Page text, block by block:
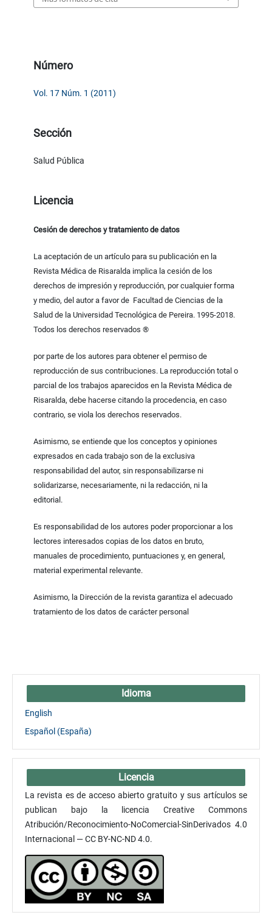
Número
Vol. 17 Núm. 1 (2011)
Sección
Salud Pública
Licencia
Cesión de derechos y tratamiento de datos
La aceptación de un artículo para su publicación en la
Revista Médica de Risaralda implica la cesión de los
derechos de impresión y reproducción, por cualquier forma
y medio, del autor a favor de Facultad de Ciencias de la
Salud de la Universidad Tecnológica de Pereira. 1995-2018.
Todos los derechos reservados ®
por parte de los autores para obtener el permiso de
reproducción de sus contribuciones. La reproducción total o
parcial de los trabajos aparecidos en la Revista Médica de
Risaralda, debe hacerse citando la procedencia, en caso
contrario, se viola los derechos reservados.
Asimismo, se entiende que los conceptos y opiniones
expresados en cada trabajo son de la exclusiva
responsabilidad del autor, sin responsabilizarse ni
solidarizarse, necesariamente, ni la redacción, ni la
editorial.
Es responsabilidad de los autores poder proporcionar a los
lectores interesados copias de los datos en bruto,
manuales de procedimiento, puntuaciones y, en general,
material experimental relevante.
Asimismo, la Dirección de la revista garantiza el adecuado
tratamiento de los datos de carácter personal
Idioma
English
Español (España)
Licencia
La revista es de acceso abierto gratuito y sus artículos se
publican bajo la licencia Creative Commons
Atribución/Reconocimiento-NoComercial-SinDerivados 4.0
Internacional — CC BY-NC-ND 4.0.